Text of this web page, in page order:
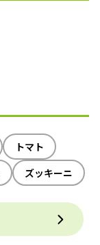
トマト
ズッキーニ